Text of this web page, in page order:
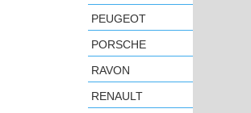
PEUGEOT
PORSCHE
RAVON
RENAULT